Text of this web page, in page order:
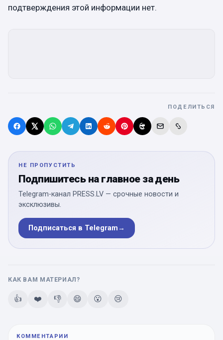
подтверждения этой информации нет.
ПОДЕЛИТЬСЯ
НЕ ПРОПУСТИТЬ
Подпишитесь на главное за день
Telegram-канал PRESS.LV — срочные новости и
эксклюзивы.
Подписаться в Telegram→
КАК ВАМ МАТЕРИАЛ?
👍 ❤️ 👎 😄 😮 😢
КОММЕНТАРИИ